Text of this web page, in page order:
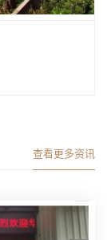
查看更多资讯